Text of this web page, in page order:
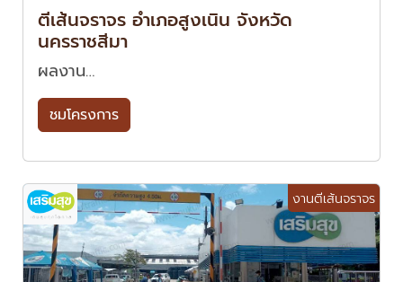
ตีเส้นจราจร อำเภอสูงเนิน จังหวัด
นครราชสีมา
ผลงาน…
ชมโครงการ
งานตีเส้นจราจร